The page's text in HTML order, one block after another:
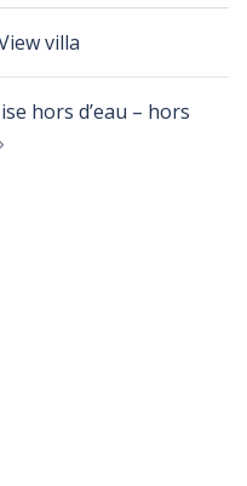
villa
hors d’eau – hors